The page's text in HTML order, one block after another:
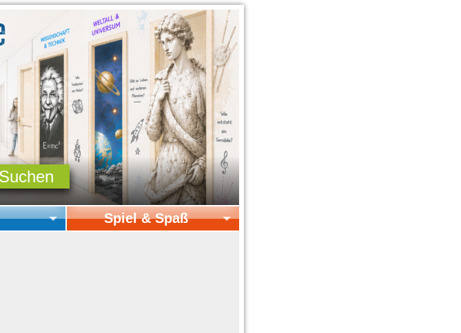
Spiel & Spaß